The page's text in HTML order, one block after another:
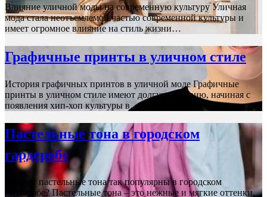
Влияние уличной моды на современную культуру Уличная
мода стала неотъемлемой частью современной культуры и
имеет огромное влияние на стиль жизни…
Графичные принты в уличном стиле
История графичных принтов в уличной моде Графичные
принты в уличном стиле имеют долгую историю, начиная с
появления хип-хоп культуры в…
Пастельные тона в городском
гардеробе
Почему пастельные тона так популярны в городском
гардеробе? Пастельные тона – это нежные и мягкие оттенки,